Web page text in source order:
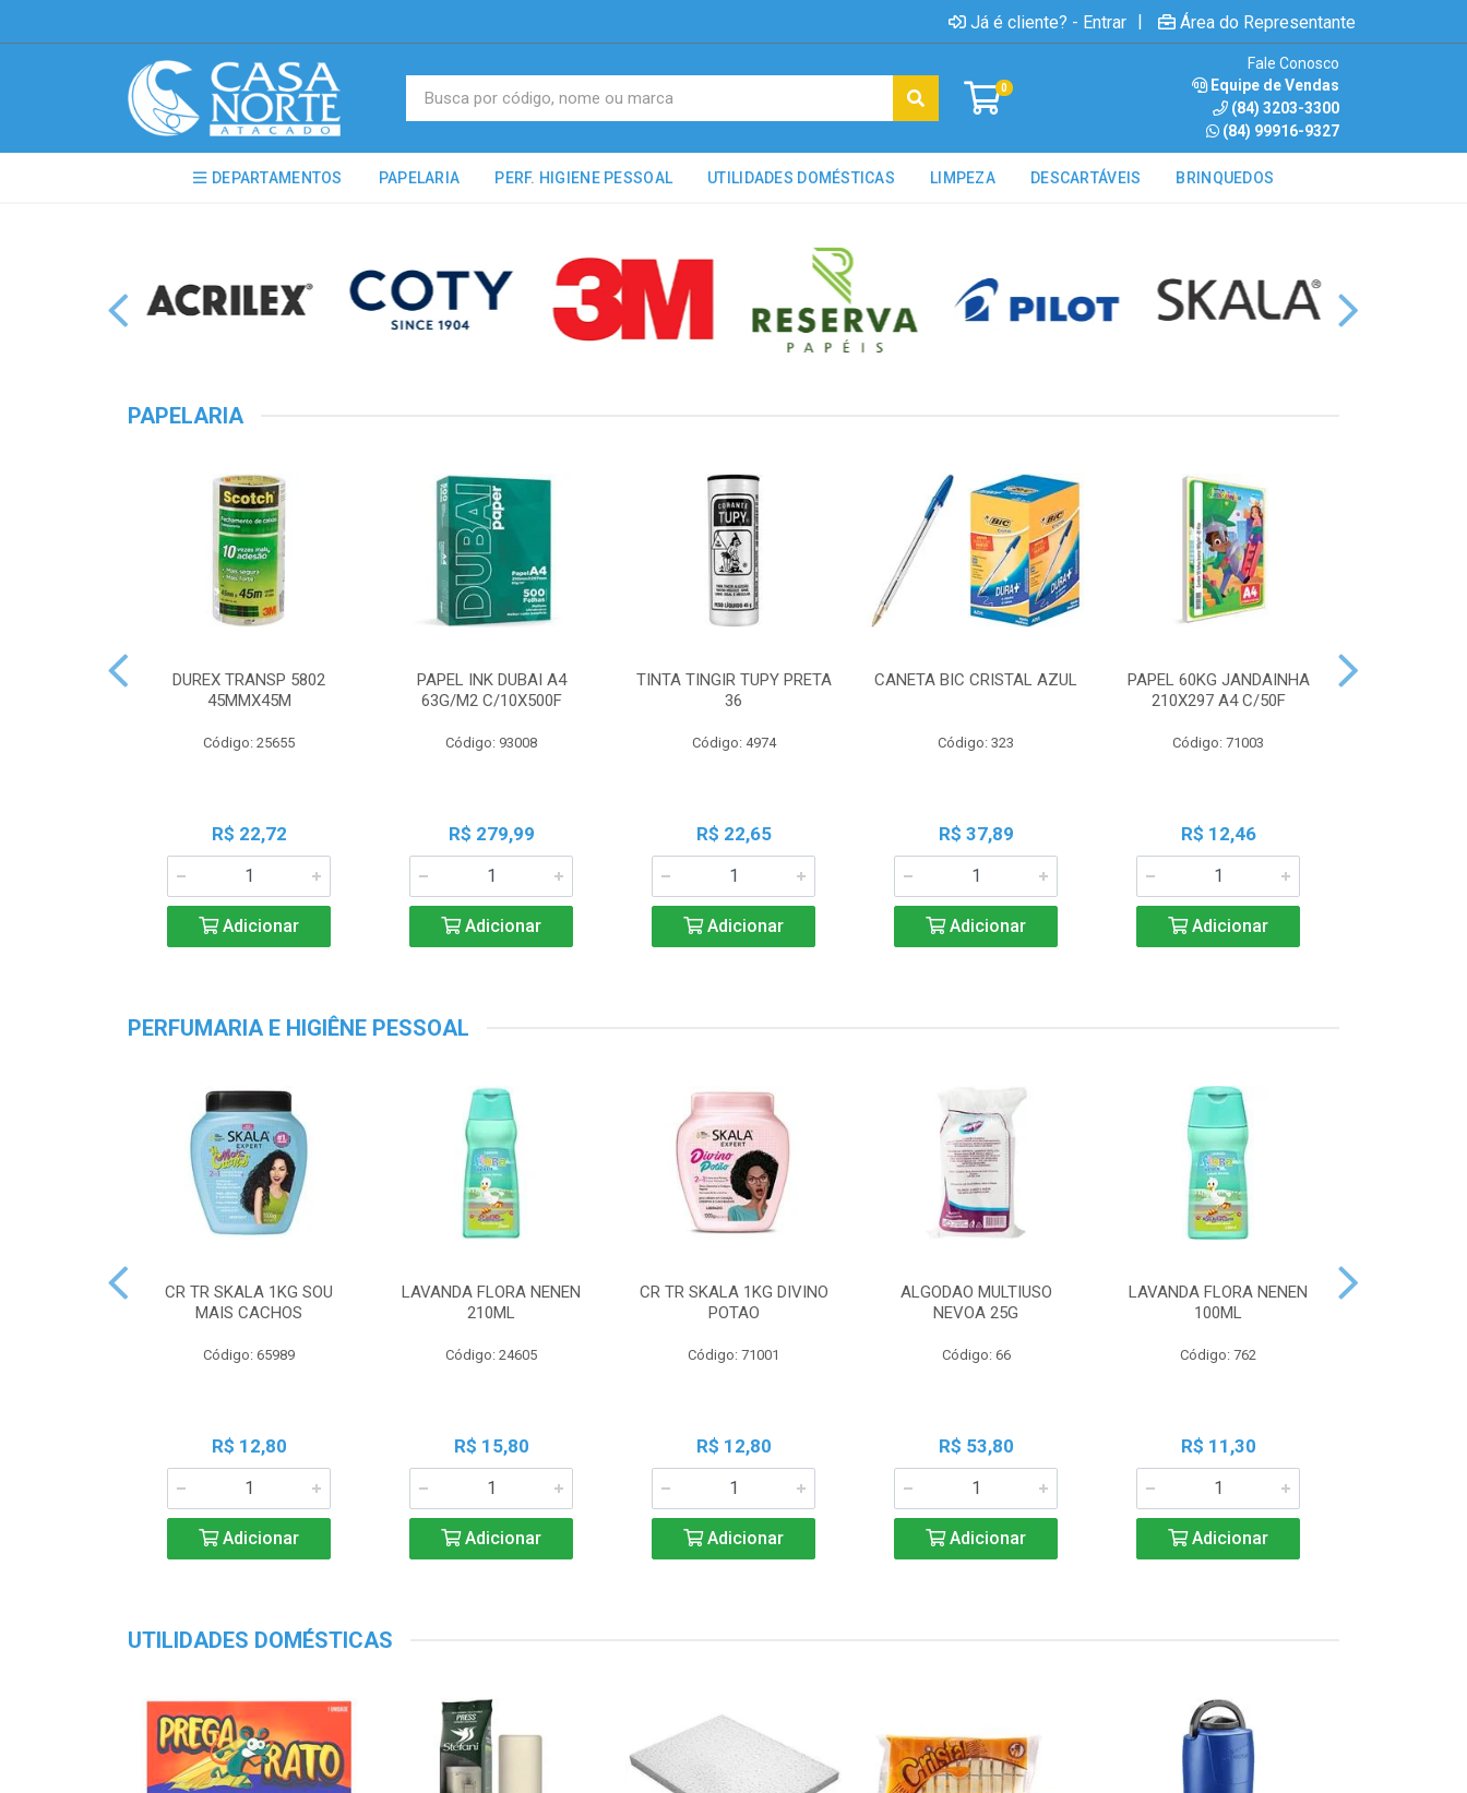
Já é cliente? - Entrar | Área do Representante
0
Fale Conosco
Equipe de Vendas
(84) 3203-3300
(84) 99916-9327
DEPARTAMENTOS PAPELARIA PERF. HIGIENE PESSOAL UTILIDADES DOMÉSTICAS LIMPEZA DESCARTÁVEIS BRINQUEDOS
PAPELARIA
DUREX TRANSP 5802
45MMX45M
Código: 25655
R$ 22,72
Adicionar
PAPEL INK DUBAI A4
63G/M2 C/10X500F
Código: 93008
R$ 279,99
Adicionar
TINTA TINGIR TUPY PRETA
36
Código: 4974
R$ 22,65
Adicionar
CANETA BIC CRISTAL AZUL
Código: 323
R$ 37,89
Adicionar
PAPEL 60KG JANDAINHA
210X297 A4 C/50F
Código: 71003
R$ 12,46
Adicionar
PERFUMARIA E HIGIÊNE PESSOAL
CR TR SKALA 1KG SOU
MAIS CACHOS
Código: 65989
R$ 12,80
Adicionar
LAVANDA FLORA NENEN
210ML
Código: 24605
R$ 15,80
Adicionar
CR TR SKALA 1KG DIVINO
POTAO
Código: 71001
R$ 12,80
Adicionar
ALGODAO MULTIUSO
NEVOA 25G
Código: 66
R$ 53,80
Adicionar
LAVANDA FLORA NENEN
100ML
Código: 762
R$ 11,30
Adicionar
UTILIDADES DOMÉSTICAS